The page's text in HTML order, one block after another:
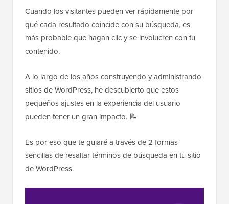
Cuando los visitantes pueden ver rápidamente por
qué cada resultado coincide con su búsqueda, es
más probable que hagan clic y se involucren con tu
contenido.
A lo largo de los años construyendo y administrando
sitios de WordPress, he descubierto que estos
pequeños ajustes en la experiencia del usuario
pueden tener un gran impacto. 📝
Es por eso que te guiaré a través de 2 formas
sencillas de resaltar términos de búsqueda en tu sitio
de WordPress.